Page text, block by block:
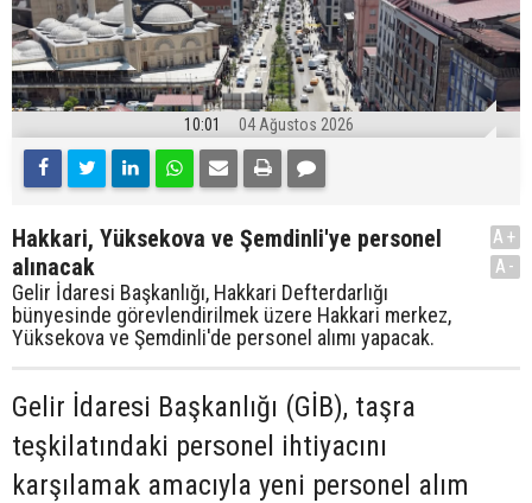
10:01 04 Ağustos 2026
Hakkari, Yüksekova ve Şemdinli'ye personel
alınacak
Gelir İdaresi Başkanlığı, Hakkari Defterdarlığı
bünyesinde görevlendirilmek üzere Hakkari merkez,
Yüksekova ve Şemdinli'de personel alımı yapacak.
A+
A-
Gelir İdaresi Başkanlığı (GİB), taşra
teşkilatındaki personel ihtiyacını
karşılamak amacıyla yeni personel alım